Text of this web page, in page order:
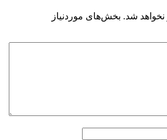
شد. بخش‌های موردنیاز